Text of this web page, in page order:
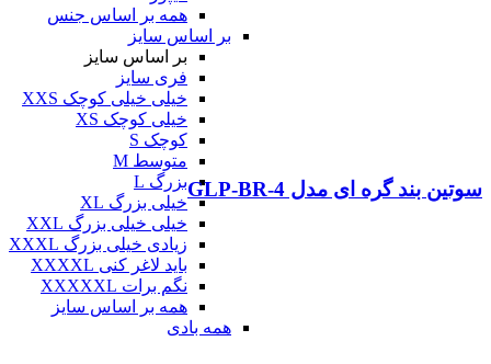
همه بر اساس جنس
بر اساس سایز
بر اساس سایز
فری سایز
خیلی خیلی کوچک XXS
خیلی کوچک XS
کوچک S
متوسط M
بزرگ L
خیلی بزرگ XL
خیلی خیلی بزرگ XXL
زیادی خیلی بزرگ XXXL
باید لاغر کنی XXXXL
نگم برات XXXXXL
همه بر اساس سایز
همه بادی
سوتین بند گره ای مدل GLP-BR-4